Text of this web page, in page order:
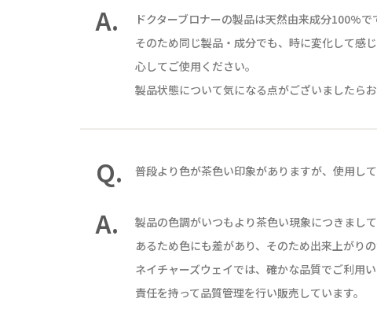
A.
ドクターブロナーの製品は天然由来成分100%
そのため同じ製品・成分でも、時に変化して感
心してご使用ください。
製品状態について気になる点がございましたら
Q. 普段より色が茶色い印象がありますが、使用し
A.
製品の色調がいつもより茶色い現象につきまし
あるため色にも差があり、そのため出来上がり
ネイチャーズウェイでは、確かな品質でご利用
責任を持って品質管理を行い販売しています。